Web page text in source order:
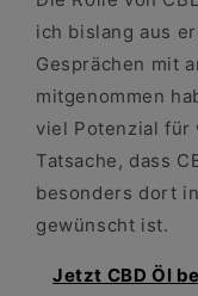
ich bislang aus
Gesprächen mit
mitgenommen
viel Potenzial für
Tatsache, dass
besonders dort
gewünscht ist.
Jetzt CBD Öl